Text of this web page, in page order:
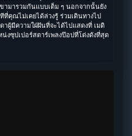
ามารวมกันแบบเต็ม ๆ นอกจากนั้นยัง
คุณไม่เคยได้ล่วงรู้ ร่วมเดินทางไป
าผู้มีความใฝ่ฝันที่จะได้ไปแสดงที่ เมดิ
งซุปเปอร์สตาร์เพลงป๊อปที่โด่งดังที่สุด